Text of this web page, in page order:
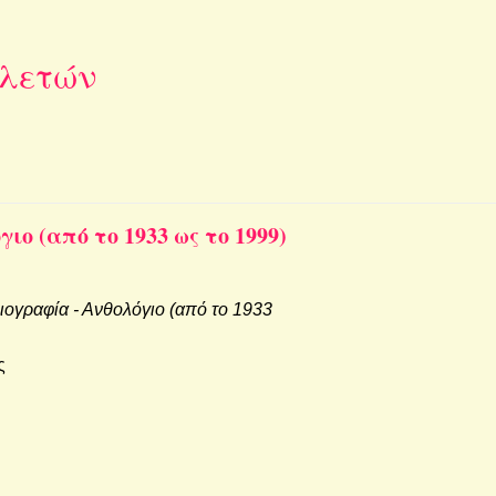
(από το 1933 ως το 1999)
- Αν­θο­λό­γιο (από το 1933